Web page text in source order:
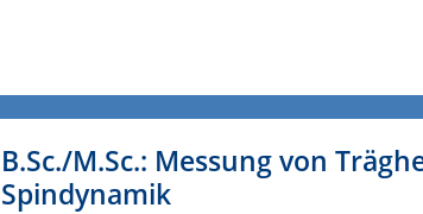
B.Sc./M.Sc.: Messung von
Spindynamik